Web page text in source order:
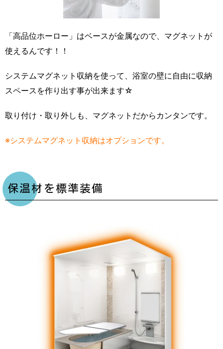
「高品位ホーロー」はベースが金属なので、マグネットが
使えるんです！！
システムマグネット収納を使って、浴室の壁に自由に収納
スペースを作り出す事が出来ます☆
取り付け・取り外しも、マグネットだからカンタンです。
※システムマグネット収納はオプションです。
保温材を標準装備